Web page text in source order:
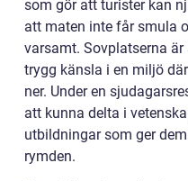
som gör att turister kan
att maten inte får smula
varsamt. Sovplatserna
trygg känsla i en miljö
ner. Under en
att kunna delta i
utbildningar som ger
rymden.